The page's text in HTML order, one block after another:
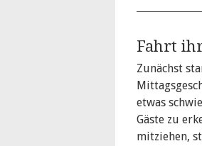
Fahrt
Zunächst
etwas
Gäste zu
mitziehen,